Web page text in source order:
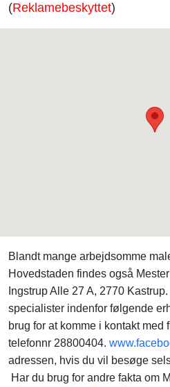
(Reklamebeskyttet)
Blandt mange arbejdsomme
Hovedstaden findes også
Ingstrup Alle 27 A, 2770
specialister indenfor følgende
brug for at komme i kontakt med
telefonnr 28800404.
adressen, hvis du vil besøge
Har du brug for andre fakta om